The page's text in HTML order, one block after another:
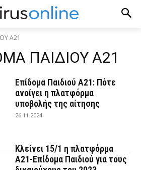
Α21
ΠΑΙΔΙΟΥ Α21
Επίδομα Παιδιού Α21: Πότε
ανοίγει η πλατφόρμα
υποβολής της αίτησης
26.11.2024
Κλείνει 15/1 η πλατφόρμα
Α21-Επίδομα Παιδιού για τους